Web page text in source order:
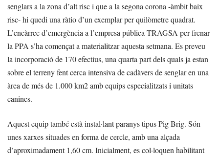
senglars a la zona d’alt risc i que a la segona corona -àmbit baix
risc- hi quedi una ràtio d’un exemplar per quilòmetre quadrat.
L’encàrrec d’emergència a l’empresa pública TRAGSA per frenar
la PPA s’ha començat a materialitzar aquesta setmana. Es preveu
la incorporació de 170 efectius, una quarta part dels quals ja estan
sobre el terreny fent cerca intensiva de cadàvers de senglar en una
àrea de més de 1.000 km2 amb equips especialitzats i unitats
canines.
Aquest equip també està instal·lant paranys tipus Pig Brig. Són
unes xarxes situades en forma de cercle, amb una alçada
d’aproximadament 1,60 cm. Inicialment, es col·loquen habilitant